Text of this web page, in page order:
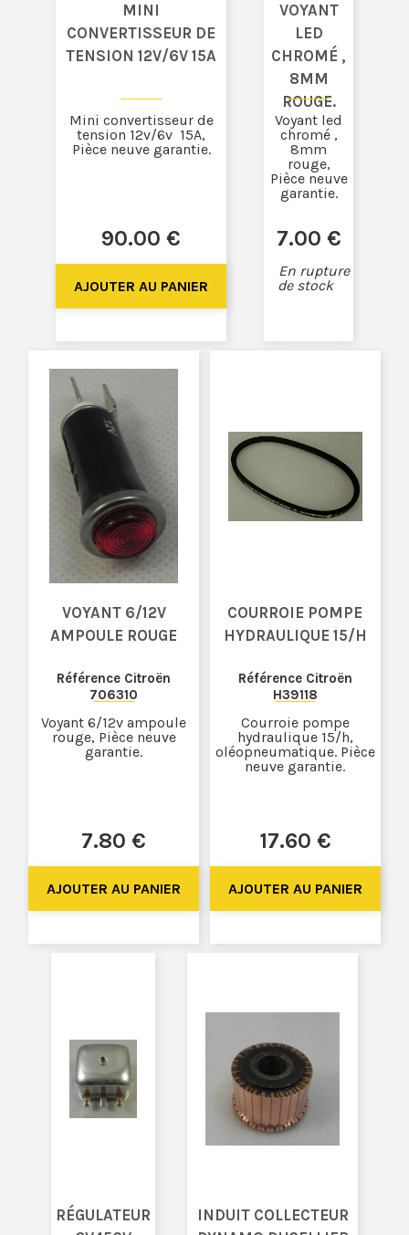
MINI
CONVERTISSEUR DE
TENSION 12V/6V 15A
90.00 €
Mini convertisseur de
tension 12v/6v 15A,
Pièce neuve garantie.
VOYANT
LED
CHROMÉ ,
8MM
ROUGE.
7.00 €
En rupture
de stock
Voyant led
chromé ,
8mm
rouge,
Pièce neuve
garantie.
VOYANT 6/12V
AMPOULE ROUGE
Référence Citroën
706310
7.80 €
Voyant 6/12v ampoule
rouge, Pièce neuve
garantie.
COURROIE POMPE
HYDRAULIQUE 15/H
Référence Citroën
H39118
17.60 €
Courroie pompe
hydraulique 15/h,
oléopneumatique. Pièce
neuve garantie.
RÉGULATEUR
INDUIT COLLECTEUR